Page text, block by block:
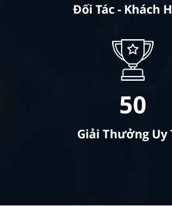
Đối Tác - Khách
50
Giải Thưởng Uy